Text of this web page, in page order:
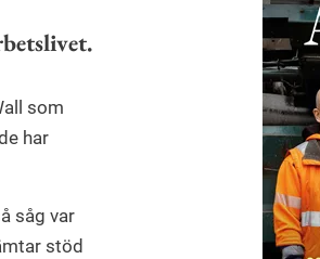
som
har
såg var
stöd